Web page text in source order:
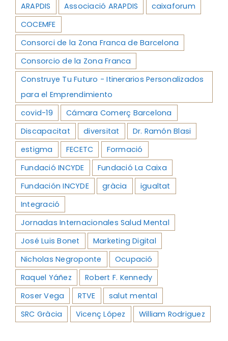
ARAPDIS
Associació ARAPDIS
caixaforum
COCEMFE
Consorci de la Zona Franca de Barcelona
Consorcio de la Zona Franca
Construye Tu Futuro - Itinerarios Personalizados
para el Emprendimiento
covid-19
Cámara Comerç Barcelona
Discapacitat
diversitat
Dr. Ramón Blasi
estigma
FECETC
Formació
Fundació INCYDE
Fundació La Caixa
Fundación INCYDE
gràcia
igualtat
Integració
Jornadas Internacionales Salud Mental
José Luis Bonet
Marketing Digital
Nicholas Negroponte
Ocupació
Raquel Yáñez
Robert F. Kennedy
Roser Vega
RTVE
salut mental
SRC Gràcia
Vicenç López William Rodriguez